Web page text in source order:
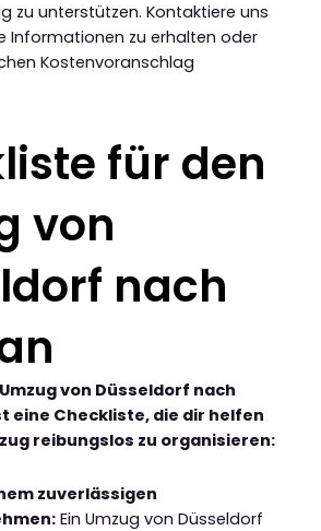
zu unterstützen. Kontaktiere uns
Informationen zu erhalten oder
Kostenvoranschlag
für den
von
nach
von Düsseldorf nach
eine Checkliste, die dir helfen
reibungslos zu organisieren:
zuverlässigen
Ein Umzug von Düsseldorf